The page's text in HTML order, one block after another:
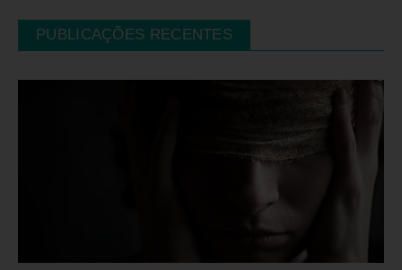
PUBLICAÇÕES RECENTES